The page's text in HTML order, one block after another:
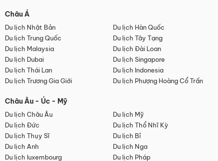
Châu Á
Du lịch Nhật Bản
Du lịch Hàn Quốc
Du lịch Trung Quốc
Du lịch Tây Tạng
Du lịch Malaysia
Du lịch Đài Loan
Du lịch Dubai
Du lịch Singapore
Du lịch Thái Lan
Du lịch Indonesia
Du lịch Trương Gia Giới
Du lịch Phượng Hoàng Cổ Trấn
Châu Âu - Úc - Mỹ
Du lịch Châu Âu
Du lịch Mỹ
Du lịch Đức
Du lịch Thổ Nhĩ Kỳ
Du lịch Thụy Sĩ
Du lịch Bỉ
Du lịch Anh
Du lịch Nga
Du lịch luxembourg
Du lịch Pháp